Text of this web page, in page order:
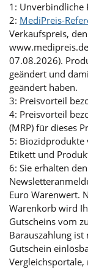
1: Unverbindliche
2: MediPreis-
Verkaufspreis,
07.08.2026).
geändert und
geändert haben.
3: Preisvorteil
4: Preisvorteil
(MRP) für dieses
5: Biozidprodukte
Etikett und
6: Sie erhalten
Euro Warenwert.
Warenkorb wird
Gutscheins vom
Barauszahlung
Gutschein